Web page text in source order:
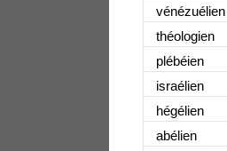
vénézuélien
théologien
plébéien
israélien
hégélien
abélien